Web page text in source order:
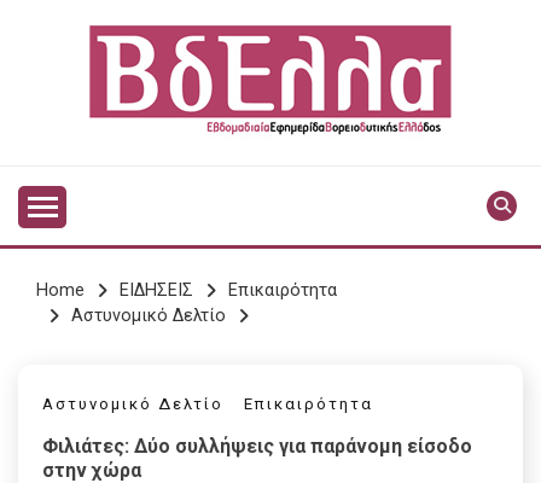
VDELLA
Home ΕΙΔΗΣΕΙΣ
Επικαιρότητα
Αστυνομικό Δελτίο
Αστυνομικό Δελτίο Επικαιρότητα
Φιλιάτες: Δύο συλλήψεις για παράνομη είσοδο
στην χώρα